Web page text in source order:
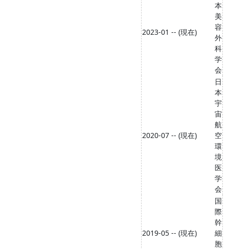
2023-01 -- (現在)
本
美
容
外
科
学
会
2020-07 -- (現在)
日
本
宇
宙
航
空
環
境
医
学
会
2019-05 -- (現在)
国
際
幹
細
胞